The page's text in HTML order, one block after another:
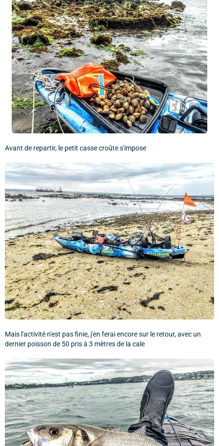
Avant de repartir, le petit casse croûte s'impose
Mais l'activité n'est pas finie, j'en ferai encore sur le retour, avec un
dernier poisson de 50 pris à 3 mètres de la cale